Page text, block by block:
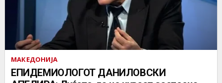
МАКЕДОНИЈА
EПИДЕМИОЛОГОТ ДАНИЛОВСКИ